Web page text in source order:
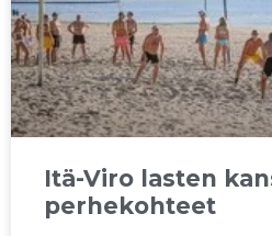
Itä-Viro lasten
perhekohteet